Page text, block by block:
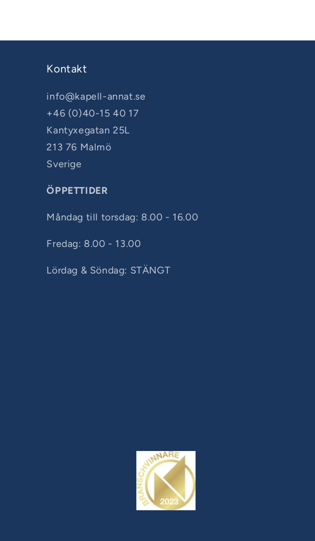
Kontakt
info@kapell-annat.se
+46 (0)40-15 40 17
Kantyxegatan 25L
213 76 Malmö
Sverige
ÖPPETTIDER
Måndag till torsdag: 8.00 - 16.00
Fredag: 8.00 - 13.00
Lördag & Söndag: STÄNGT